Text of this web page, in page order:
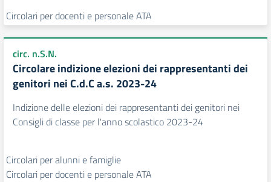
Circolari per docenti e personale ATA
circ. n.S.N.
Circolare indizione elezioni dei rappresentanti dei
genitori nei C.d.C a.s. 2023-24
Indizione delle elezioni dei rappresentanti dei genitori nei
Consigli di classe per l'anno scolastico 2023-24
Circolari per alunni e famiglie
Circolari per docenti e personale ATA